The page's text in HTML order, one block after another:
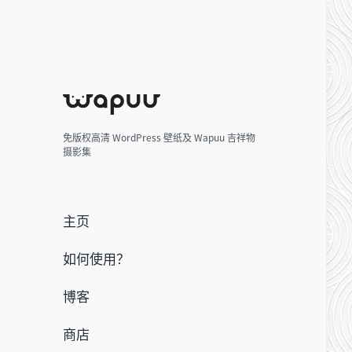
免版权高清 WordPress 壁纸及 Wapuu 吉祥物
摄影集
主页
如何使用？
博客
商店